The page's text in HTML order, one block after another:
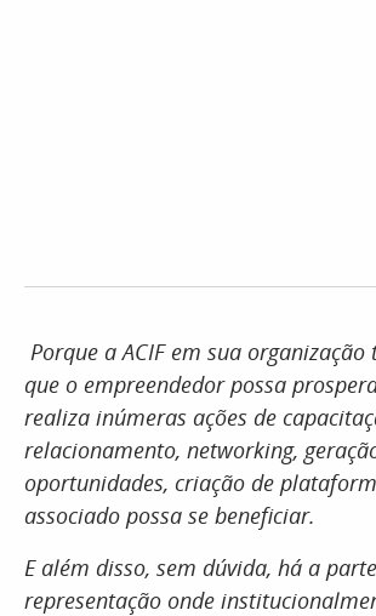
Porque a ACIF em sua
que o empreendedor possa
realiza inúmeras ações de
relacionamento, networking,
oportunidades, criação de
associado possa se beneficiar.
E além disso, sem dúvida, há a
representação onde